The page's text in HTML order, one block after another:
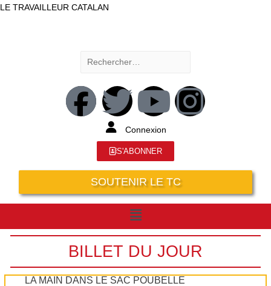
LE TRAVAILLEUR CATALAN
Connexion
S'ABONNER
SOUTENIR LE TC
BILLET DU JOUR
LA MAIN DANS LE SAC POUBELLE